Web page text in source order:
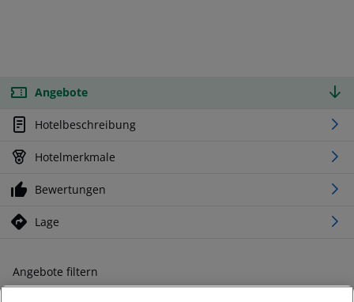
Angebote
Hotelbeschreibung
Hotelmerkmale
Bewertungen
Lage
Angebote filtern
Ändern Sie Ihre Kriterien nach Ihren Wünschen